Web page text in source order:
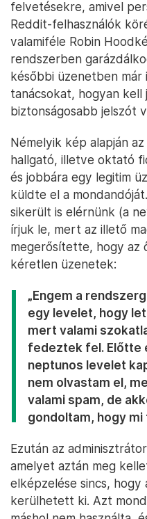
felvetésekre, amivel
Reddit-felhasználók
valamiféle Robin
rendszerben
későbbi üzenetben
tanácsokat, hogyan
biztonságosabb jelszót
Némelyik kép alapján
hallgató, illetve oktató
és jobbára egy legitim
küldte el a
sikerült is elérnünk (a
írjuk le, mert az illető
megerősítette, hogy az
kéretlen üzenetek:
„Engem a
egy levelet, hogy
mert valami
fedeztek fel. Előtte
neptunos levelet
nem olvastam el,
valami spam, de
gondoltam, hogy mi
Ezután az
amelyet aztán meg
elképzelése sincs, hogy
kerülhetett ki. Azt